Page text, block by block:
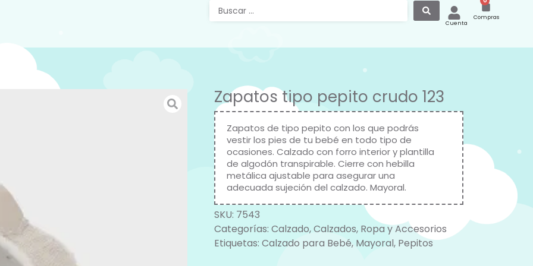
Cuenta
Compras
Zapatos tipo pepito crudo 123
Zapatos de tipo pepito con los que podrás
vestir los pies de tu bebé en todo tipo de
ocasiones. Calzado con forro interior y plantilla
de algodón transpirable. Cierre con hebilla
metálica ajustable para asegurar una
adecuada sujeción del calzado. Mayoral.
SKU: 7543
Categorías: Calzado,Calzados, Ropa y Accesorios
Etiquetas: Calzado para Bebé, Mayoral, Pepitos